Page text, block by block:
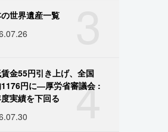
世界遺産一覧
4
金55円引き上げ、全国
円に―厚労省審議会 :
実績を下回る